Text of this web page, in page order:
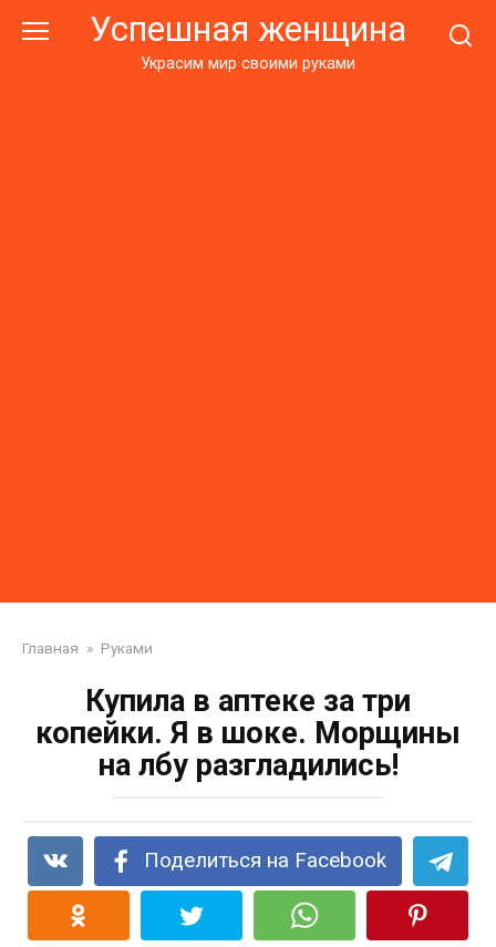
Успешная женщина
Украсим мир своими руками
Главная » Руками
Купила в аптеке за три
копейки. Я в шоке. Морщины
на лбу разгладились!
Поделиться на Facebook